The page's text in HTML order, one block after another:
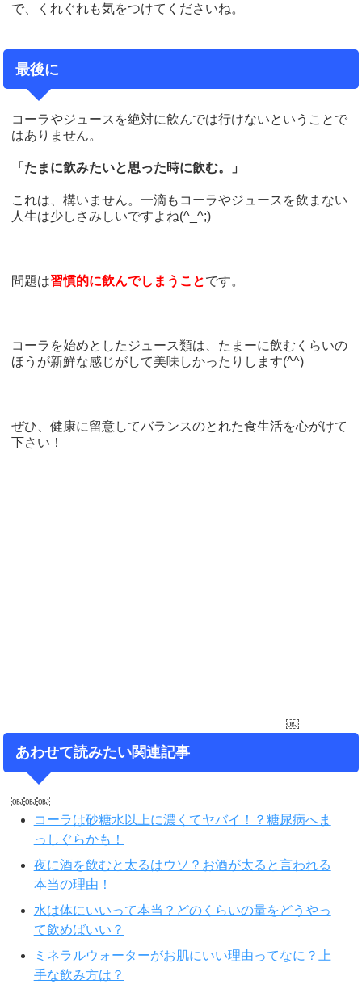
で、くれぐれも気をつけてくださいね。
最後に
コーラやジュースを絶対に飲んでは行けないということで
はありません。
「たまに飲みたいと思った時に飲む。」
これは、構いません。一滴もコーラやジュースを飲まない
人生は少しさみしいですよね(^_^;)
問題は習慣的に飲んでしまうことです。
コーラを始めとしたジュース類は、たまーに飲むくらいの
ほうが新鮮な感じがして美味しかったりします(^^)
ぜひ、健康に留意してバランスのとれた食生活を心がけて
下さい！
￼
あわせて読みたい関連記事
￼￼￼
コーラは砂糖水以上に濃くてヤバイ！？糖尿病へま
っしぐらかも！
夜に酒を飲むと太るはウソ？お酒が太ると言われる
本当の理由！
水は体にいいって本当？どのくらいの量をどうやっ
て飲めばいい？
ミネラルウォーターがお肌にいい理由ってなに？上
手な飲み方は？